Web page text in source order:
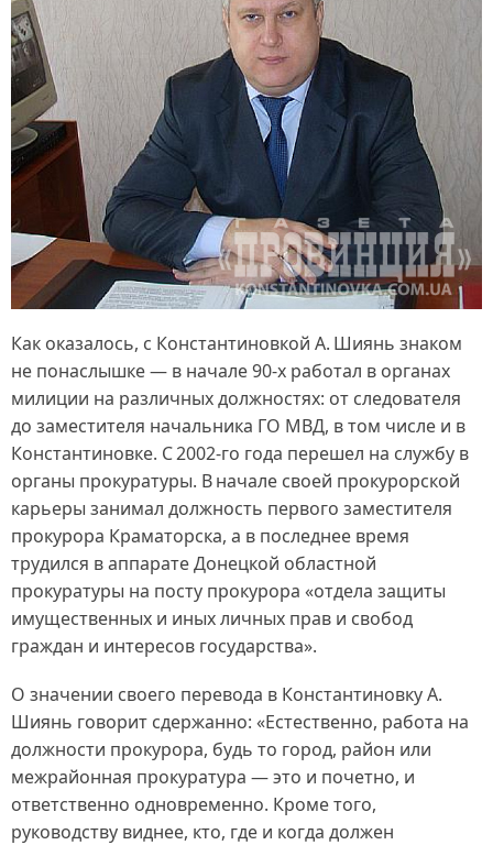
Как оказалось, с Константиновкой А. Шиянь знаком
не понаслышке — в начале 90‑х работал в органах
милиции на различных должностях: от следователя
до заместителя начальника ГО МВД, в том числе и в
Константиновке. С 2002‑го года перешел на службу в
органы прокуратуры. В начале своей прокурорской
карьеры занимал должность первого заместителя
прокурора Краматорска, а в последнее время
трудился в аппарате Донецкой областной
прокуратуры на посту прокурора «отдела защиты
имущественных и иных личных прав и свобод
граждан и интересов государства».
О значении своего перевода в Константиновку А.
Шиянь говорит сдержанно: «Естественно, работа на
должности прокурора, будь то город, район или
межрайонная прокуратура — это и почетно, и
ответственно одновременно. Кроме того,
руководству виднее, кто, где и когда должен